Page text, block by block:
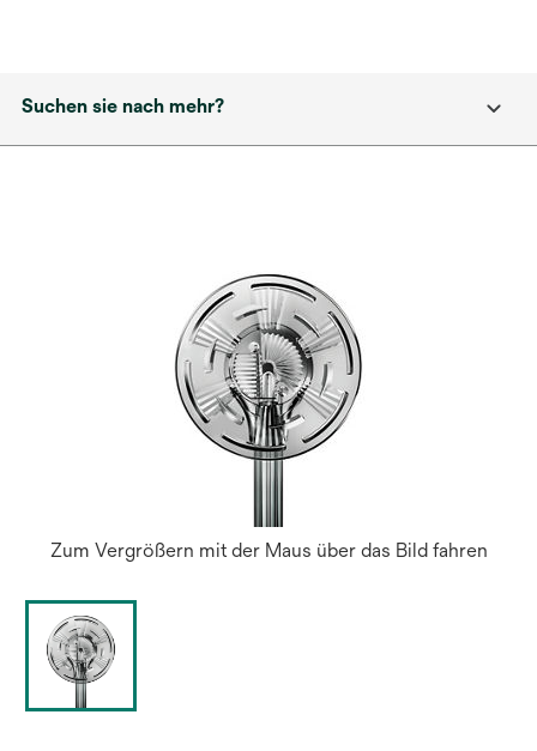
Suchen sie nach mehr?
Zum Vergrößern mit der Maus über das Bild fahren